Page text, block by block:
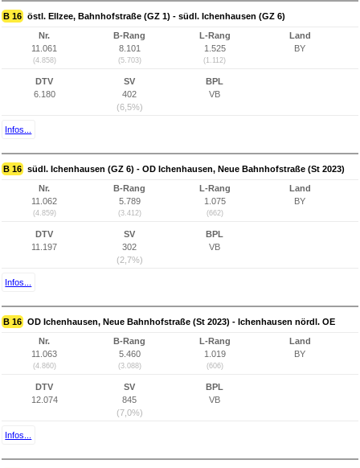
B 16 östl. Ellzee, Bahnhofstraße (GZ 1) - südl. Ichenhausen (GZ 6)
Nr.
11.061
(4.858)
B-Rang
8.101
(5.703)
L-Rang
1.525
(1.112)
Land
BY
DTV
6.180
SV
402
(6,5%)
BPL
VB
Infos...
B 16 südl. Ichenhausen (GZ 6) - OD Ichenhausen, Neue Bahnhofstraße (St 2023)
Nr.
11.062
(4.859)
B-Rang
5.789
(3.412)
L-Rang
1.075
(662)
Land
BY
DTV
11.197
SV
302
(2,7%)
BPL
VB
Infos...
B 16 OD Ichenhausen, Neue Bahnhofstraße (St 2023) - Ichenhausen nördl. OE
Nr.
11.063
(4.860)
B-Rang
5.460
(3.088)
L-Rang
1.019
(606)
Land
BY
DTV
12.074
SV
845
(7,0%)
BPL
VB
Infos...